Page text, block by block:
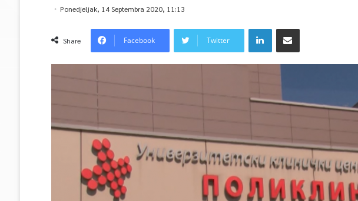
Ponedjeljak, 14 Septembra 2020, 11:13
Share Facebook Twitter